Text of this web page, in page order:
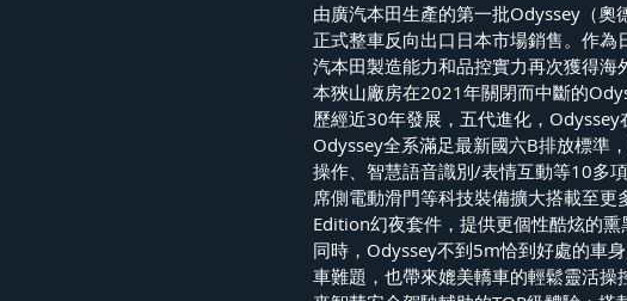
由廣汽本田生產的第一批Odyssey（奧
正式整車反向出口日本市場銷售。作
汽本田製造能力和品控實力再次獲得
本狹山廠房在2021年關閉而中斷的
歷經近30年發展，五代進化，
Odyssey全系滿足最新國六B排放標準
操作、智慧語音識別/表情互動等10多
席側電動滑門等科技裝備擴大搭載至
Edition幻夜套件，提供更個性酷炫的熏
同時，Odyssey不到5m恰到好處的車
車難題，也帶來媲美轎車的輕鬆靈活操